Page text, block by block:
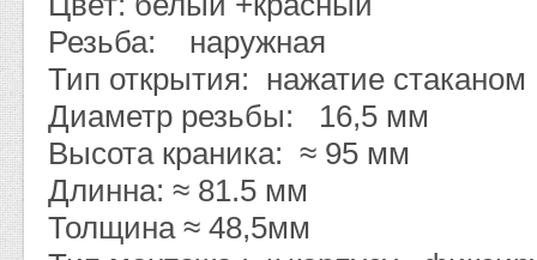
Резьба: наружная
Тип открытия: нажатие стаканом
Диаметр резьбы: 16,5 мм
Высота краника: ≈ 95 мм
Длинна: ≈ 81.5 мм
Толщина ≈ 48,5мм